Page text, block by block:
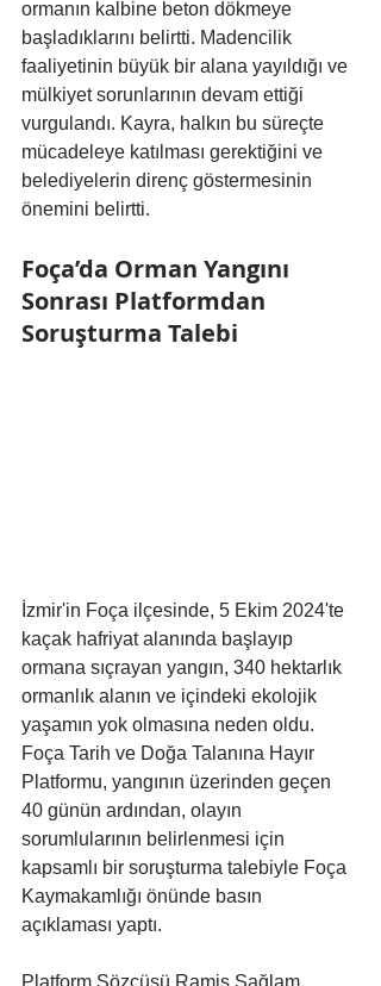
ormanın kalbine beton dökmeye
başladıklarını belirtti. Madencilik
faaliyetinin büyük bir alana yayıldığı ve
mülkiyet sorunlarının devam ettiği
vurgulandı. Kayra, halkın bu süreçte
mücadeleye katılması gerektiğini ve
belediyelerin direnç göstermesinin
önemini belirtti.
Foça’da Orman Yangını
Sonrası Platformdan
Soruşturma Talebi
İzmir'in Foça ilçesinde, 5 Ekim 2024'te
kaçak hafriyat alanında başlayıp
ormana sıçrayan yangın, 340 hektarlık
ormanlık alanın ve içindeki ekolojik
yaşamın yok olmasına neden oldu.
Foça Tarih ve Doğa Talanına Hayır
Platformu, yangının üzerinden geçen
40 günün ardından, olayın
sorumlularının belirlenmesi için
kapsamlı bir soruşturma talebiyle Foça
Kaymakamlığı önünde basın
açıklaması yaptı.
Platform Sözcüsü Ramis Sağlam,